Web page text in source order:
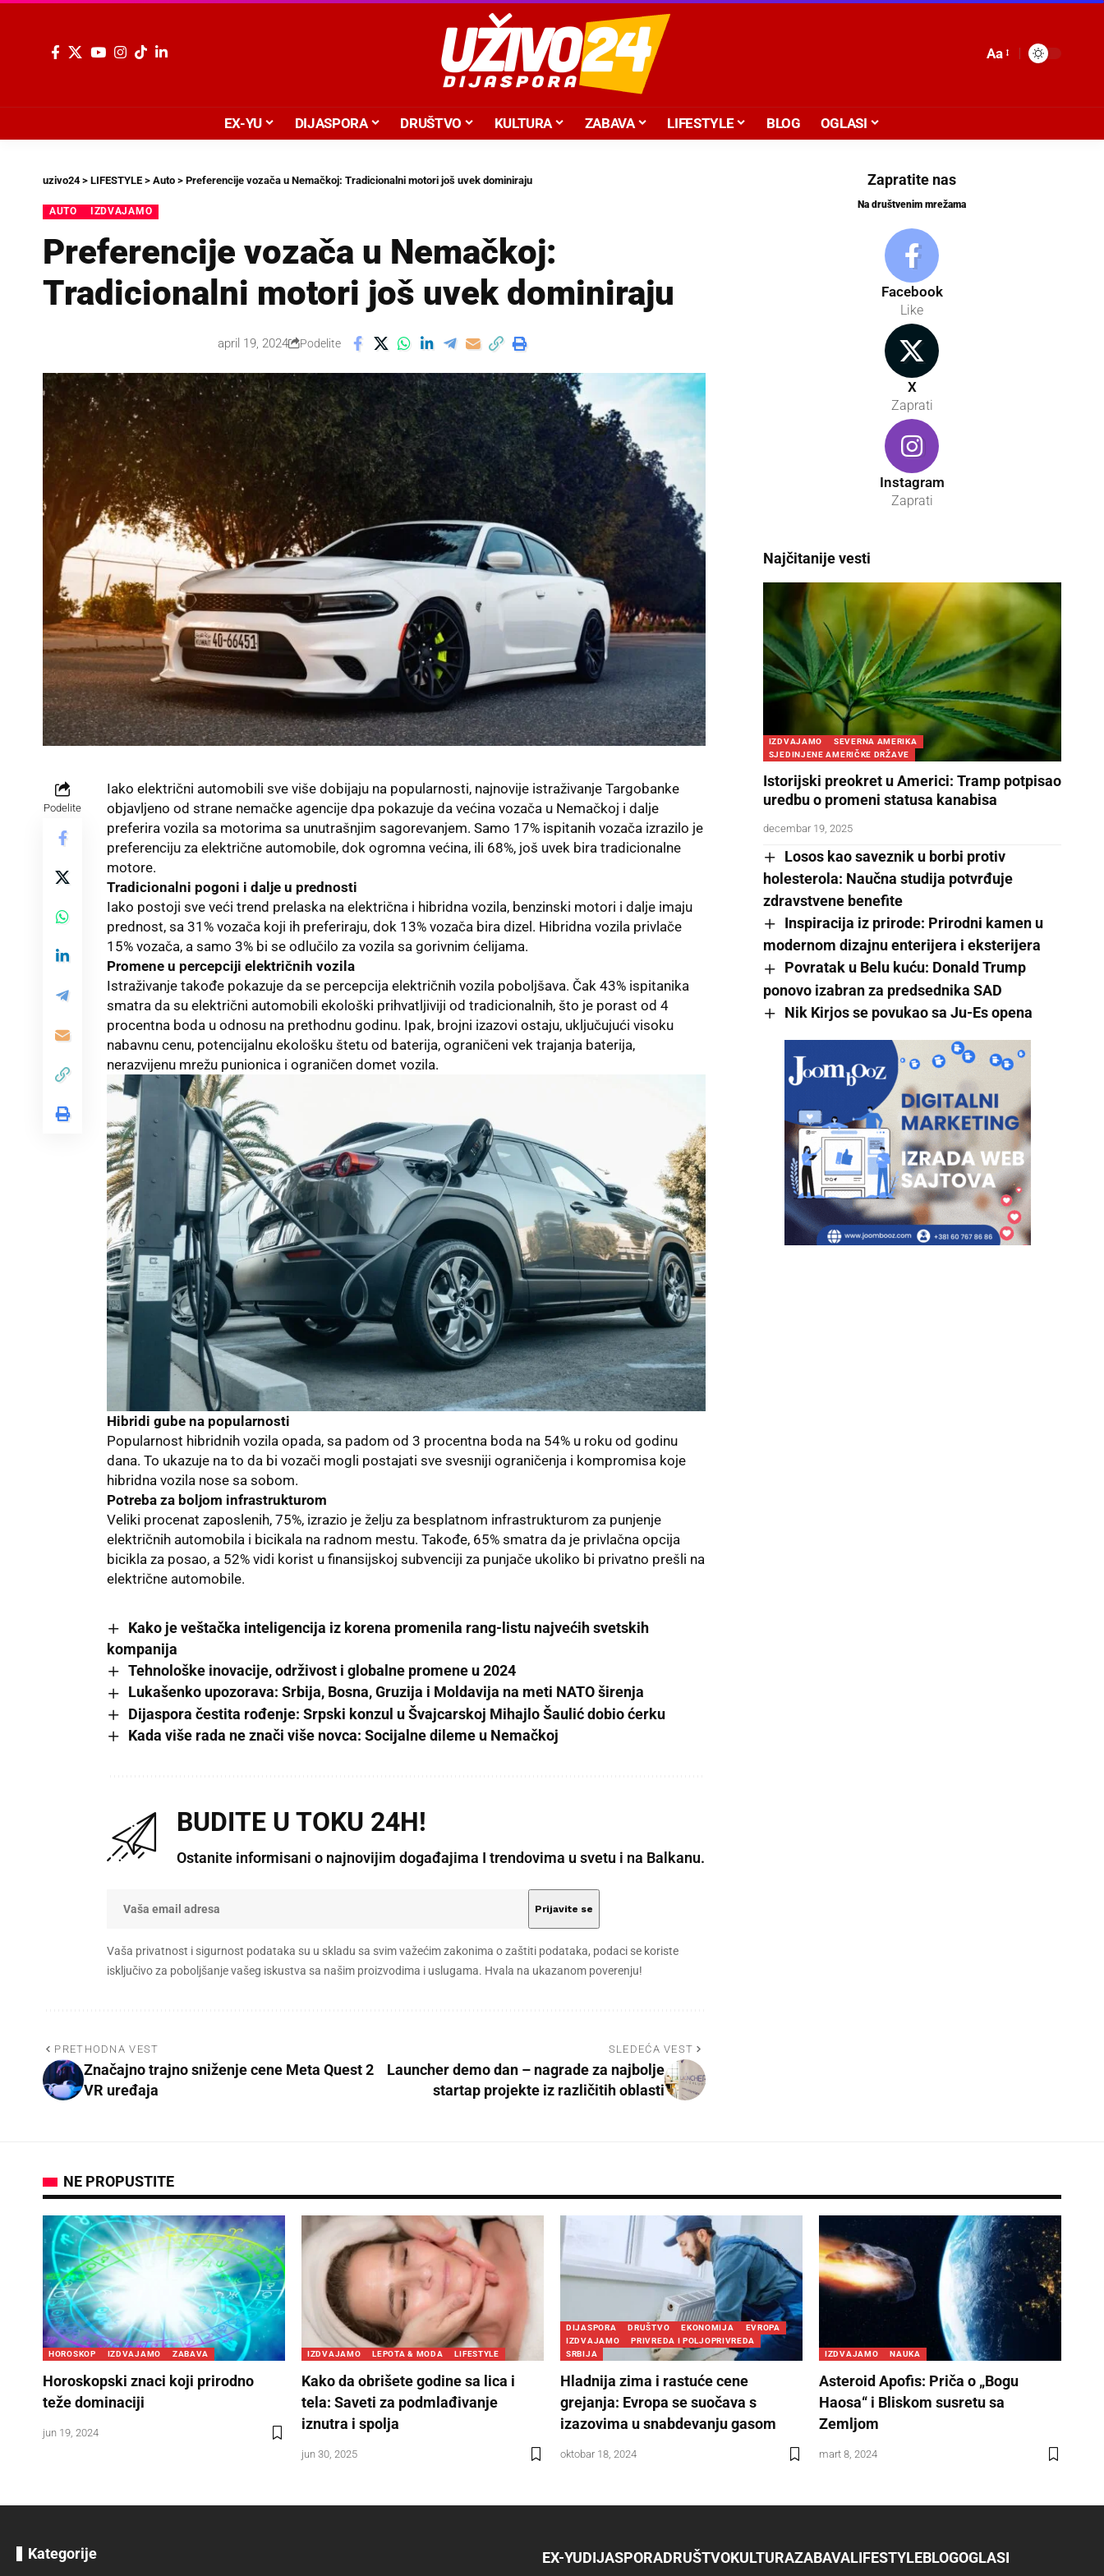
Aa
EX-YU DIJASPORA DRUŠTVO KULTURA ZABAVA LIFESTYLE BLOG OGLASI
uzivo24> LIFESTYLE > Auto > Preferencije vozača u Nemačkoj: Tradicionalni motori još uvek dominiraju
AUTO IZDVAJAMO
Preferencije vozača u Nemačkoj:
Tradicionalni motori još uvek dominiraju
april 19, 2024 Podelite
Podelite
Iako električni automobili sve više dobijaju na popularnosti, najnovije istraživanje Targobanke
objavljeno od strane nemačke agencije dpa pokazuje da većina vozača u Nemačkoj i dalje
preferira vozila sa motorima sa unutrašnjim sagorevanjem. Samo 17% ispitanih vozača izrazilo je
preferenciju za električne automobile, dok ogromna većina, ili 68%, još uvek bira tradicionalne
motore.
Tradicionalni pogoni i dalje u prednosti
Iako postoji sve veći trend prelaska na električna i hibridna vozila, benzinski motori i dalje imaju
prednost, sa 31% vozača koji ih preferiraju, dok 13% vozača bira dizel. Hibridna vozila privlače
15% vozača, a samo 3% bi se odlučilo za vozila sa gorivnim ćelijama.
Promene u percepciji električnih vozila
Istraživanje takođe pokazuje da se percepcija električnih vozila poboljšava. Čak 43% ispitanika
smatra da su električni automobili ekološki prihvatljiviji od tradicionalnih, što je porast od 4
procentna boda u odnosu na prethodnu godinu. Ipak, brojni izazovi ostaju, uključujući visoku
nabavnu cenu, potencijalnu ekološku štetu od baterija, ograničeni vek trajanja baterija,
nerazvijenu mrežu punionica i ograničen domet vozila.
Hibridi gube na popularnosti
Popularnost hibridnih vozila opada, sa padom od 3 procentna boda na 54% u roku od godinu
dana. To ukazuje na to da bi vozači mogli postajati sve svesniji ograničenja i kompromisa koje
hibridna vozila nose sa sobom.
Potreba za boljom infrastrukturom
Veliki procenat zaposlenih, 75%, izrazio je želju za besplatnom infrastrukturom za punjenje
električnih automobila i bicikala na radnom mestu. Takođe, 65% smatra da je privlačna opcija
bicikla za posao, a 52% vidi korist u finansijskoj subvenciji za punjače ukoliko bi privatno prešli na
električne automobile.
Kako je veštačka inteligencija iz korena promenila rang-listu najvećih svetskih
kompanija
Tehnološke inovacije, održivost i globalne promene u 2024
Lukašenko upozorava: Srbija, Bosna, Gruzija i Moldavija na meti NATO širenja
Dijaspora čestita rođenje: Srpski konzul u Švajcarskoj Mihajlo Šaulić dobio ćerku
Kada više rada ne znači više novca: Socijalne dileme u Nemačkoj
BUDITE U TOKU 24H!
Ostanite informisani o najnovijim događajima I trendovima u svetu i na Balkanu.
Vaša privatnost i sigurnost podataka su u skladu sa svim važećim zakonima o zaštiti podataka, podaci se koriste
isključivo za poboljšanje vašeg iskustva sa našim proizvodima i uslugama. Hvala na ukazanom poverenju!
PRETHODNA VEST
Značajno trajno sniženje cene Meta Quest 2
VR uređaja
SLEDEĆA VEST
Launcher demo dan – nagrade za najbolje
startap projekte iz različitih oblasti
Zapratite nas
Na društvenim mrežama
Facebook
Like
X
Zaprati
Instagram
Zaprati
Najčitanije vesti
IZDVAJAMO
SEVERNA AMERIKA
SJEDINJENE AMERIČKE DRŽAVE
Istorijski preokret u Americi: Tramp potpisao
uredbu o promeni statusa kanabisa
decembar 19, 2025
Losos kao saveznik u borbi protiv
holesterola: Naučna studija potvrđuje
zdravstvene benefite
Inspiracija iz prirode: Prirodni kamen u
modernom dizajnu enterijera i eksterijera
Povratak u Belu kuću: Donald Trump
ponovo izabran za predsednika SAD
Nik Kirjos se povukao sa Ju-Es opena
NE PROPUSTITE
HOROSKOP IZDVAJAMO ZABAVA
Horoskopski znaci koji prirodno
teže dominaciji
jun 19, 2024
IZDVAJAMO LEPOTA & MODA LIFESTYLE
Kako da obrišete godine sa lica i
tela: Saveti za podmlađivanje
iznutra i spolja
jun 30, 2025
DIJASPORA DRUŠTVO EKONOMIJA
EVROPA
IZDVAJAMO
PRIVREDA I POLJOPRIVREDA
SRBIJA
Hladnija zima i rastuće cene
grejanja: Evropa se suočava s
izazovima u snabdevanju gasom
oktobar 18, 2024
IZDVAJAMO NAUKA
Asteroid Apofis: Priča o „Bogu
Haosa“ i Bliskom susretu sa
Zemljom
mart 8, 2024
Kategorije EX-YUDIJASPORADRUŠTVOKULTURAZABAVALIFESTYLEBLOGOGLASI